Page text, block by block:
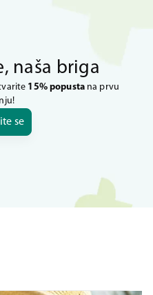
naša briga
15% popustana prvu
se